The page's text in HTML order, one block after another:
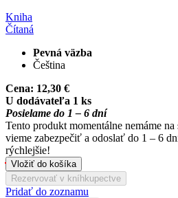
Kniha
Čítaná
Pevná väzba
Čeština
Cena: 12,30 €
U dodávateľa 1 ks
Posielame do 1 – 6 dní
Tento produkt momentálne nemáme
vieme zabezpečiť a odoslať do 1 – 6
rýchlejšie!
Vložiť do košíka
Rezervovať v kníhkupectve
Pridať do zoznamu